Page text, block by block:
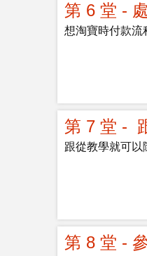
第 6 堂 -
想淘寶時付款流
第 7 堂 -
跟從教學就可以
第 8 堂 -